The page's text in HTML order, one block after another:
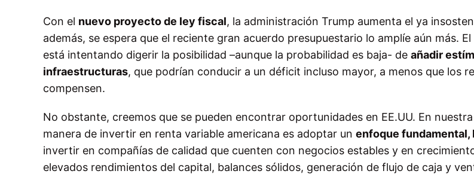
Con el nuevo proyecto de ley fiscal, la administración Trump aumenta el ya
además, se espera que el reciente gran acuerdo presupuestario lo amplíe aún más.
está intentando digerir la posibilidad –aunque la probabilidad es baja- de añadir
infraestructuras, que podrían conducir a un déficit incluso mayor, a menos que los
compensen.
No obstante, creemos que se pueden encontrar oportunidades en EE.UU. En
manera de invertir en renta variable americana es adoptar un enfoque
invertir en compañías de calidad que cuenten con negocios estables y en
elevados rendimientos del capital, balances sólidos, generación de flujo de caja y